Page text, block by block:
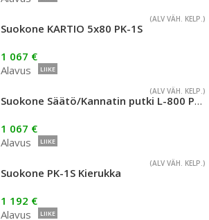
(ALV VÄH. KELP.)
Suokone KARTIO 5x80 PK-1S
1 067 €
Alavus
LIIKE
(ALV VÄH. KELP.)
Suokone Säätö/Kannatin putki L-800 PK-1S
1 067 €
Alavus
LIIKE
(ALV VÄH. KELP.)
Suokone PK-1S Kierukka
1 192 €
Alavus
LIIKE